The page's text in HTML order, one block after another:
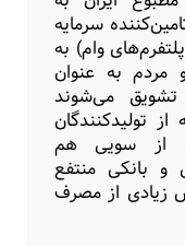
سرمایه
وام) به
مردم به عنوان
می‌شوند
تولیدکنندگان
از سویی هم
و بانکی منتفع
زیادی از مصرف